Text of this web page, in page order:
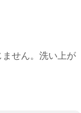
せん。洗い上が